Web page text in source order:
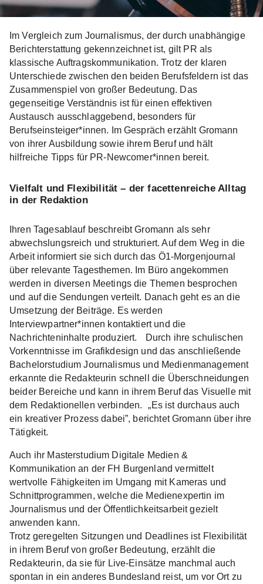
Im Vergleich zum Journalismus, der durch unabhängige
Berichterstattung gekennzeichnet ist, gilt PR als
klassische Auftragskommunikation. Trotz der klaren
Unterschiede zwischen den beiden Berufsfeldern ist das
Zusammenspiel von großer Bedeutung. Das
gegenseitige Verständnis ist für einen effektiven
Austausch ausschlaggebend, besonders für
Berufseinsteiger*innen. Im Gespräch erzählt Gromann
von ihrer Ausbildung sowie ihrem Beruf und hält
hilfreiche Tipps für PR-Newcomer*innen bereit.
Vielfalt und Flexibilität – der facettenreiche Alltag
in der Redaktion
Ihren Tagesablauf beschreibt Gromann als sehr
abwechslungsreich und strukturiert. Auf dem Weg in die
Arbeit informiert sie sich durch das Ö1-Morgenjournal
über relevante Tagesthemen. Im Büro angekommen
werden in diversen Meetings die Themen besprochen
und auf die Sendungen verteilt. Danach geht es an die
Umsetzung der Beiträge. Es werden
Interviewpartner*innen kontaktiert und die
Nachrichteninhalte produziert. Durch ihre schulischen
Vorkenntnisse im Grafikdesign und das anschließende
Bachelorstudium Journalismus und Medienmanagement
erkannte die Redakteurin schnell die Überschneidungen
beider Bereiche und kann in ihrem Beruf das Visuelle mit
dem Redaktionellen verbinden. „Es ist durchaus auch
ein kreativer Prozess dabei”, berichtet Gromann über ihre
Tätigkeit.
Auch ihr Masterstudium Digitale Medien &
Kommunikation an der FH Burgenland vermittelt
wertvolle Fähigkeiten im Umgang mit Kameras und
Schnittprogrammen, welche die Medienexpertin im
Journalismus und der Öffentlichkeitsarbeit gezielt
anwenden kann.
Trotz geregelten Sitzungen und Deadlines ist Flexibilität
in ihrem Beruf von großer Bedeutung, erzählt die
Redakteurin, da sie für Live-Einsätze manchmal auch
spontan in ein anderes Bundesland reist, um vor Ort zu